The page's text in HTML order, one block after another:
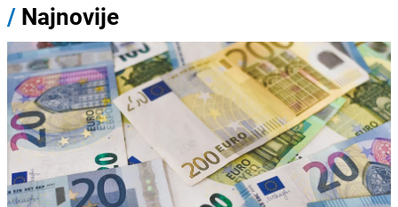
/ Najnovije